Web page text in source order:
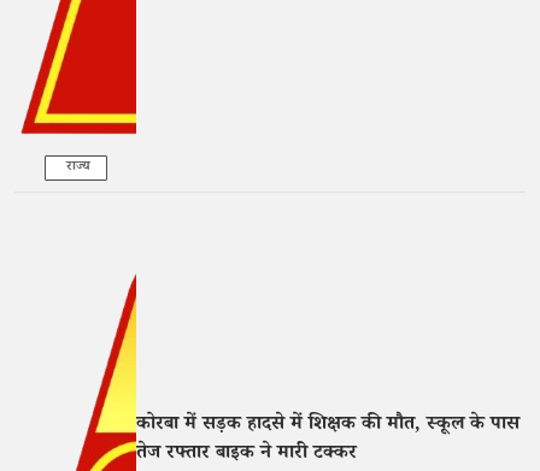
राज्य
कोरबा में सड़क हादसे में शिक्षक की मौत, स्कूल के पास
तेज रफ्तार बाइक ने मारी टक्कर